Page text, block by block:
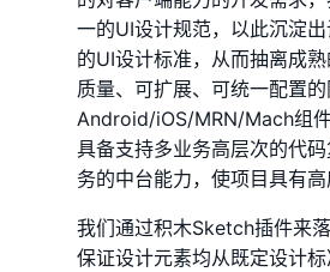
一的UI设计规范，以此沉淀
的UI设计标准，从而抽离成
质量、可扩展、可统一配置
Android/iOS/MRN/Mach组
具备支持多业务高层次的代
务的中台能力，使项目具有高
我们通过积木Sketch插件来
保证设计元素均从既定设计